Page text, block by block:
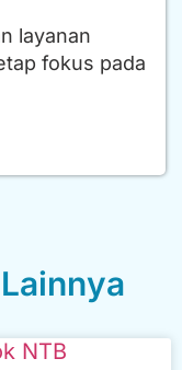
layanan
fokus pada